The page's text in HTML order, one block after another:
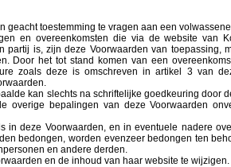
geacht toestemming te vragen aan een
en overeenkomsten die via de website van
partij is, zijn deze Voorwaarden van toepassing,
Door het tot stand komen van een
zoals deze is omschreven in artikel 3 van
kan slechts na schriftelijke goedkeuring door
overige bepalingen van deze Voorwaarden
in deze Voorwaarden, en in eventuele nadere
bedongen, worden evenzeer bedongen ten
en andere derden.
en de inhoud van haar website te wijzigen.